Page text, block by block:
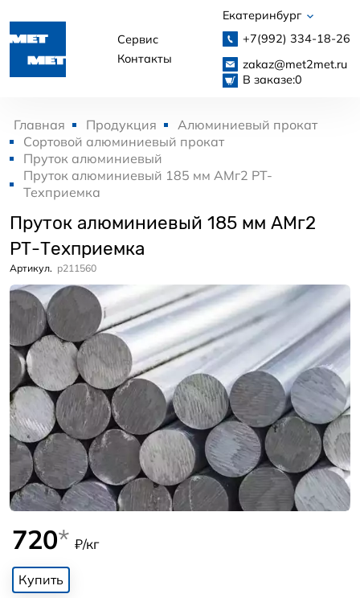
Сервис
Контакты
Екатеринбург
+7(992) 334-18-26
zakaz@met2met.ru
В заказе:0
Главная Продукция
Алюминиевый прокат
Сортовой алюминиевый прокат
Пруток алюминиевый
Пруток алюминиевый 185 мм АМг2 РТ-
Техприемка
Пруток алюминиевый 185 мм АМг2
РТ-Техприемка
Артикул. p211560
720* ₽/кг
Купить